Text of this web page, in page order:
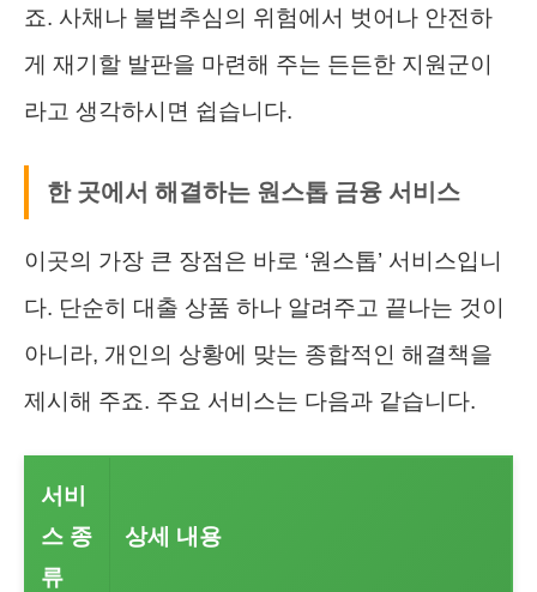
죠. 사채나 불법추심의 위험에서 벗어나 안전하
게 재기할 발판을 마련해 주는 든든한 지원군이
라고 생각하시면 쉽습니다.
한 곳에서 해결하는 원스톱 금융 서비스
이곳의 가장 큰 장점은 바로 ‘원스톱’ 서비스입니
다. 단순히 대출 상품 하나 알려주고 끝나는 것이
아니라, 개인의 상황에 맞는 종합적인 해결책을
제시해 주죠. 주요 서비스는 다음과 같습니다.
서비
스 종
류
상세 내용